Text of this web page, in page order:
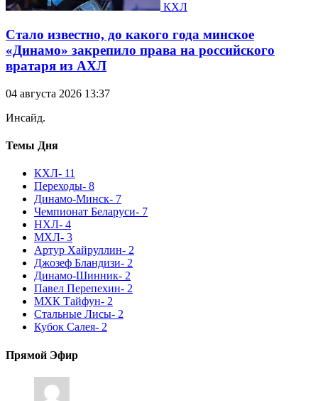
КХЛ
Стало известно, до какого года минское
«Динамо» закрепило права на российского
вратаря из АХЛ
04 августа 2026 13:37
Инсайд.
Темы Дня
КХЛ- 11
Переходы- 8
Динамо-Минск- 7
Чемпионат Беларуси- 7
НХЛ- 4
МХЛ- 3
Артур Хайруллин- 2
Джозеф Бландизи- 2
Динамо-Шинник- 2
Павел Перепехин- 2
МХК Тайфун- 2
Стальные Лисы- 2
Кубок Салея- 2
Прямой Эфир